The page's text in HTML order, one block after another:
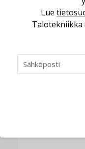
Consti
NIMITYKSET
Lue
Talotekniikka